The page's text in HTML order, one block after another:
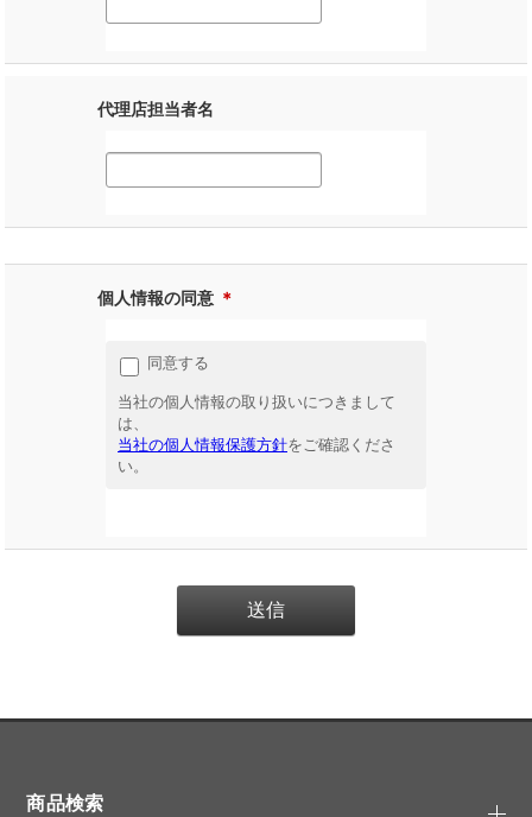
代理店担当者名
個人情報の同意 ＊
同意する
当社の個人情報の取り扱いにつきまして
は、
当社の個人情報保護方針をご確認くださ
い。
商品検索